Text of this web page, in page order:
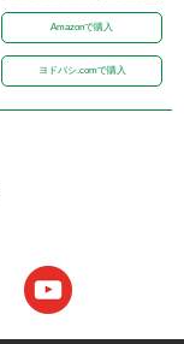
Amazonで購入
ヨドバシ.comで購入